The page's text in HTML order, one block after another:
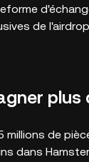
de
millions de
dans